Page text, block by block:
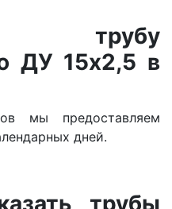
трубу
ДУ 15х2,5 в
мы предоставляем
дней.
трубы